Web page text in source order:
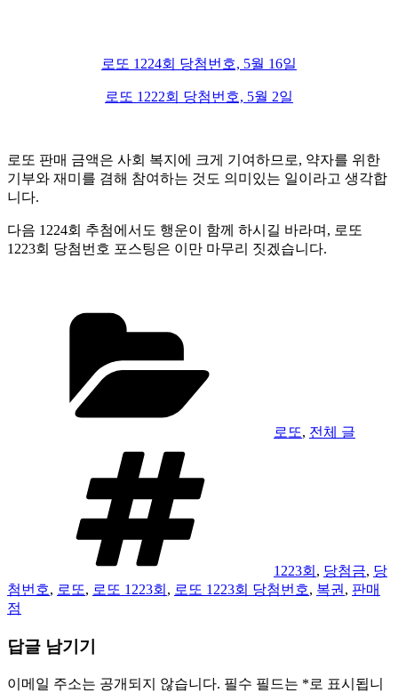
로또 1224회 당첨번호, 5월 16일
로또 1222회 당첨번호, 5월 2일
로또 판매 금액은 사회 복지에 크게 기여하므로, 약자를 위한
기부와 재미를 겸해 참여하는 것도 의미있는 일이라고 생각합
니다.
다음 1224회 추첨에서도 행운이 함께 하시길 바라며, 로또
1223회 당첨번호 포스팅은 이만 마무리 짓겠습니다.
로또, 전체 글
1223회 , 당첨금, 당
첨번호, 로또, 로또 1223회 , 로또 1223회 당첨번호, 복권 , 판매
점
답글 남기기
이메일 주소는 공개되지 않습니다. 필수 필드는 *로 표시됩니